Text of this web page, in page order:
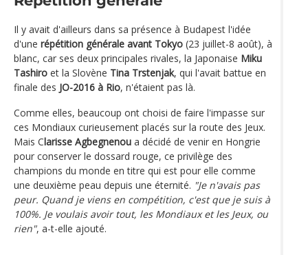
Il y avait d'ailleurs dans sa présence à Budapest l'idée
d'une répétition générale avant Tokyo (23 juillet-8 août), à
blanc, car ses deux principales rivales, la Japonaise Miku
Tashiro et la Slovène Tina Trstenjak, qui l'avait battue en
finale des JO-2016 à Rio, n'étaient pas là.
Comme elles, beaucoup ont choisi de faire l'impasse sur
ces Mondiaux curieusement placés sur la route des Jeux.
Mais Clarisse Agbegnenou a décidé de venir en Hongrie
pour conserver le dossard rouge, ce privilège des
champions du monde en titre qui est pour elle comme
une deuxième peau depuis une éternité. "Je n'avais pas
peur. Quand je viens en compétition, c'est que je suis à
100%. Je voulais avoir tout, les Mondiaux et les Jeux, ou
rien", a-t-elle ajouté.